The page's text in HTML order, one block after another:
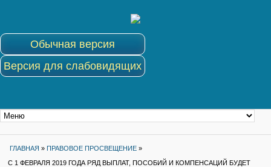
Обычная версия
Версия для слабовидящих
ГЛАВНАЯ » ПРАВОВОЕ ПРОСВЕЩЕНИЕ »
С 1 ФЕВРАЛЯ 2019 ГОДА РЯД ВЫПЛАТ, ПОСОБИЙ И КОМПЕНСАЦИЙ БУДЕТ